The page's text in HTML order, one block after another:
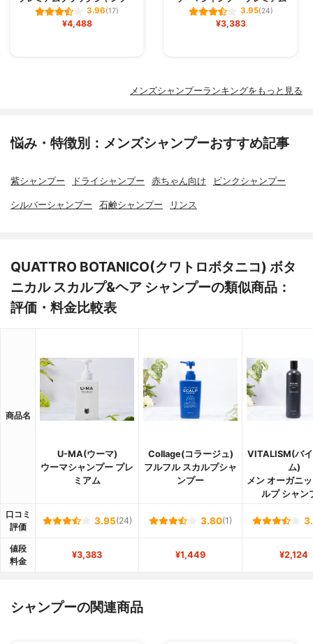
3.96(17)
¥4,488
3.95(24)
¥3,383
メンズシャンプーランキングをもっと見る
悩み・特徴別：メンズシャンプーおすすめ記事
紫シャンプー ドライシャンプー 赤ちゃん向け ピンクシャンプー
シルバーシャンプー 石鹸シャンプー リンス
QUATTRO BOTANICO(クワトロボタニコ) ボタ
ニカル スカルプ&ヘア シャンプーの類似商品：
評価・料金比較表
商品名
U-MA(ウーマ)
ウーマシャンプー プレ
ミアム
Collage(コラージュ)
フルフル スカルプシャ
ンプー
VITALISM(バ
ム)
メン オーガニ
ルプ シャン
口コミ
評価
3.95(24) 3.80(1)
値段
料金
¥3,383 ¥1,449 ¥2,124
シャンプーの関連商品